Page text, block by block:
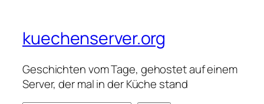
kuechenserver.org
Geschichten vom Tage, gehostet auf einem
Server, der mal in der Küche stand